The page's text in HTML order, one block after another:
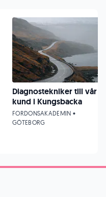
Diagnostekniker till vår
kund i Kungsbacka
FORDONSAKADEMIN •
GÖTEBORG